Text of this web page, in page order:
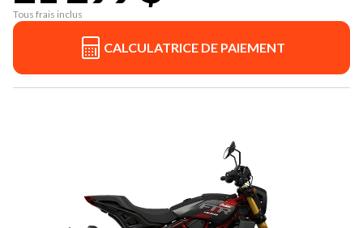
Tous frais inclus
CALCULATRICE DE PAIEMENT